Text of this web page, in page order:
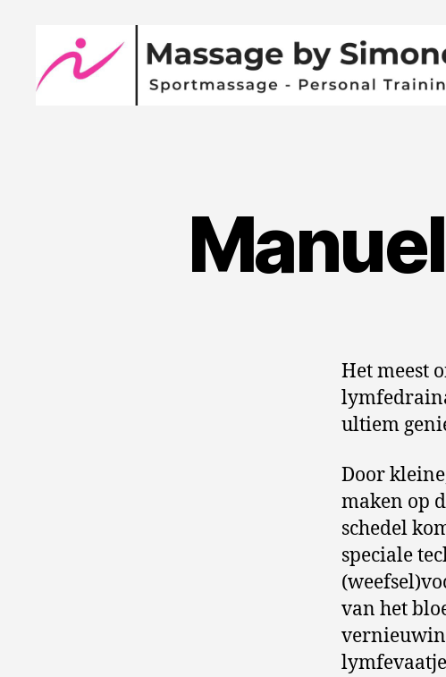
Het meest
ultiem
Door
maken op
schedel
speciale
van het